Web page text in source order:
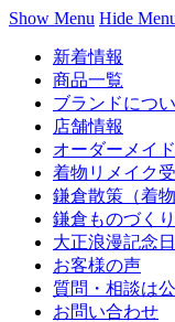
Show Menu Hide
新着情報
商品一覧
ブランドにつ
店舗情報
オーダーメイ
着物リメイク
鎌倉散策（着
鎌倉ものづく
大正浪漫記念
お客様の声
質問・相談は
お問い合わせ